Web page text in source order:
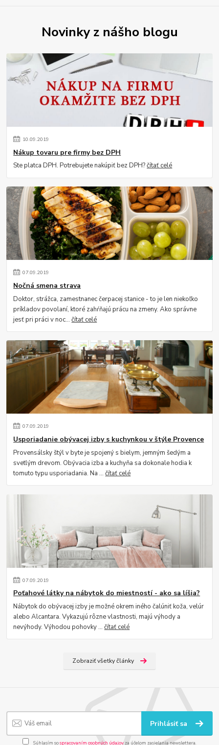
Novinky z nášho blogu
10.09.2019
Nákup tovaru pre firmy bez DPH
Ste platca DPH. Potrebujete nakúpiť bez DPH?čítať celé
07.09.2019
Nočná smena strava
Doktor, strážca, zamestnanec čerpacej stanice - to je len niekoľko
príkladov povolaní, ktoré zahŕňajú prácu na zmeny. Ako správne
jesť pri práci v noc...čítať celé
07.09.2019
Usporiadanie obývacej izby s kuchynkou v štýle Provence
Provensálsky štýl v byte je spojený s bielym, jemným šedým a
svetlým drevom. Obývacia izba a kuchyňa sa dokonale hodia k
tomuto typu usporiadania. Na ...čítať celé
07.09.2019
Poťahové látky na nábytok do miestností - ako sa líšia?
Nábytok do obývacej izby je možné okrem iného čalúniť koža, velúr
alebo Alcantara. Vykazujú rôzne vlastnosti, majú výhody a
nevýhody. Výhodou pohovky ...čítať celé
Zobraziť všetky články
Prihlásiť sa
Súhlasím sospracovaním osobných údajov za účelom zasielania newslettera.